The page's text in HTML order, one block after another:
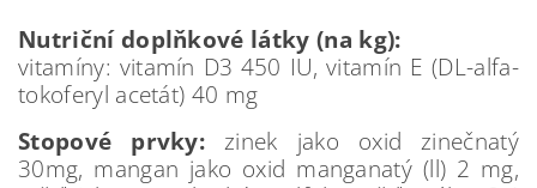
Nutriční doplňkové látky (na kg):
vitamíny: vitamín D3 450 IU, vitamín E (DL-alfa-
tokoferyl acetát) 40 mg
Stopové prvky: zinek jako oxid zinečnatý
30mg, mangan jako oxid manganatý (ll) 2 mg,